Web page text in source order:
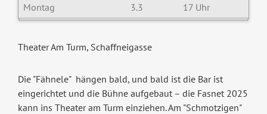
Montag
3.3 17 Uhr
Theater Am Turm, Schaffneigasse
Die "Fähnele" hängen bald, und bald ist die Bar ist
eingerichtet und die Bühne aufgebaut – die Fasnet 2025
kann ins Theater am Turm einziehen. Am "Schmotzigen"